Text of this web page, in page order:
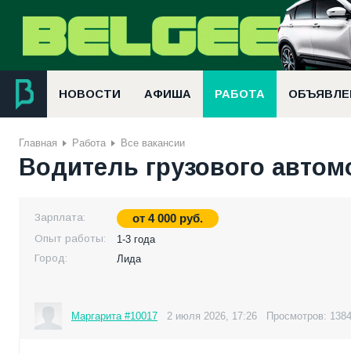
НОВОСТИ АФИША РАБОТА
Главная Работа Все вакансии
Водитель грузового
Зарплата: от 4 000руб.
Опыт работы:
1-3 года
Город:
Лида
Маргарита #10017 2 июля 2026, 17:26 Просмотров: 1384